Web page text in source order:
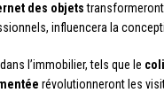
des objets
influencera la
dans l’immobilier, tels que le
révolutionneront les